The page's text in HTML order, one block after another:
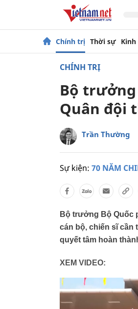
Chính trị Thời sự
CHÍNH TRỊ
Bộ
Quân đội
Trần Thường
Sự kiện: 70 NĂM
Bộ trưởng Bộ Quốc
cán bộ, chiến sĩ cần
quyết tâm hoàn
XEM VIDEO: